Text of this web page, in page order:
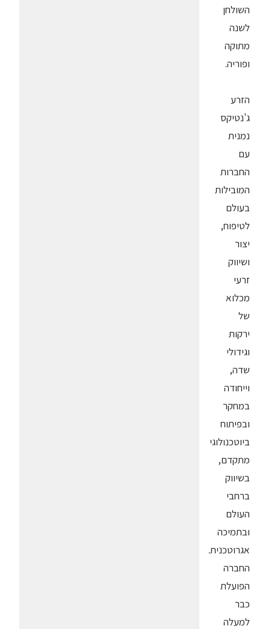
השולחן
לשנה
מתוקה
ופוריה.
הזרע
ג'נטיקס
נמנית
עם
החברות
המובילות
בעולם
לטיפוח,
יצור
ושיווק
זרעי
מכלוא
של
ירקות
וגידולי
שדה,
וייחודה
במחקר
ובפיתוח
ביוטכנולוגי
מתקדם,
בשיווק
ברחבי
העולם
ובתמיכה
אגרוטכנית.
החברה
הפועלת
כבר
למעלה